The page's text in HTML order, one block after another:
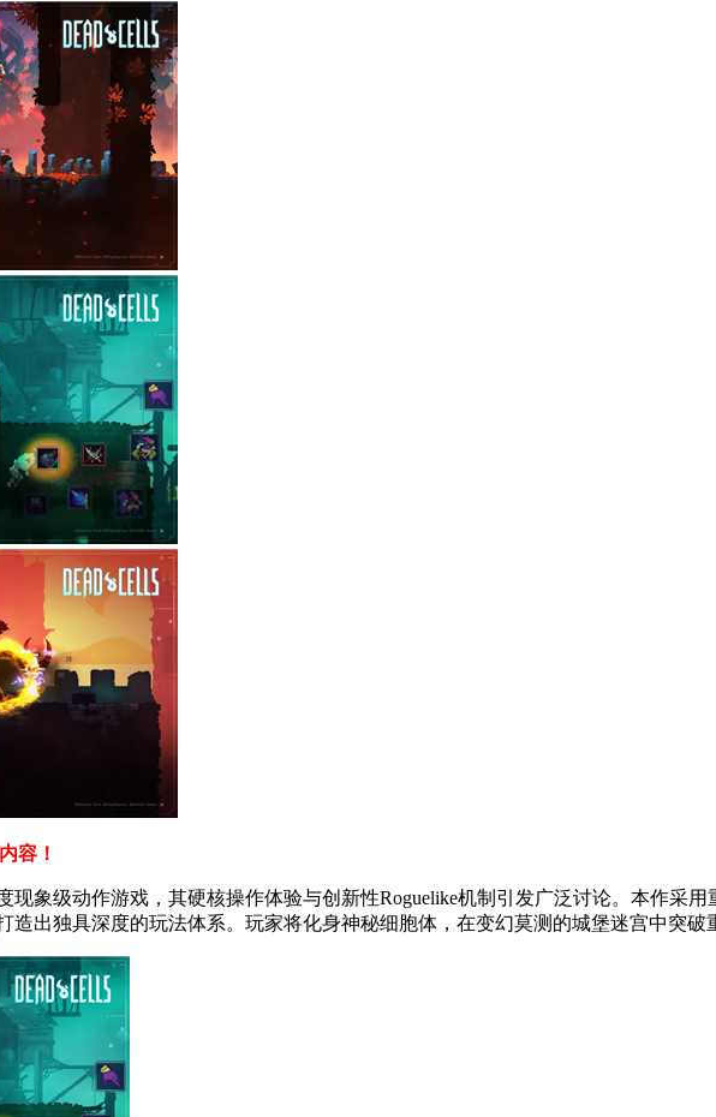
容！
现象级动作游戏，其硬核操作体验与创新性Roguelike机制引发广泛讨论。本作采
出独具深度的玩法体系。玩家将化身神秘细胞体，在变幻莫测的城堡迷宫中突破